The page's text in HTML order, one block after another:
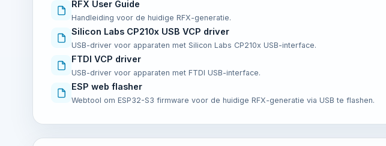
RFX User Guide
Handleiding voor de huidige RFX-generatie.
Silicon Labs CP210x USB VCP driver
USB-driver voor apparaten met Silicon Labs CP210x USB-interface.
FTDI VCP driver
USB-driver voor apparaten met FTDI USB-interface.
ESP web flasher
Webtool om ESP32-S3 firmware voor de huidige RFX-generatie via USB te flashen.